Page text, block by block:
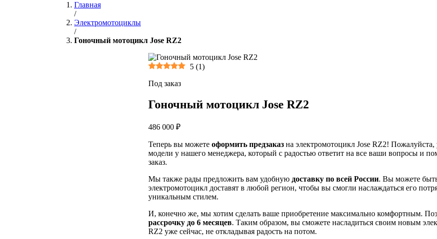
Главная
/
Электромотоциклы
/
Гоночный мотоцикл Jose RZ2
5 (1)
Под заказ
Гоночный мотоцикл Jose RZ2
486 000 ₽
Теперь вы можете оформить предзаказ на электромотоцикл Jose RZ2! Пожалуйста,
модели у нашего менеджера, который с радостью ответит на все ваши вопросы и
заказ.
Мы также рады предложить вам удобную доставку по всей России. Вы можете
электромотоцикл доставят в любой регион, чтобы вы смогли наслаждаться его
уникальным стилем.
И, конечно же, мы хотим сделать ваше приобретение максимально комфортным.
рассрочку до 6 месяцев. Таким образом, вы сможете насладиться своим новым
RZ2 уже сейчас, не откладывая радость на потом.